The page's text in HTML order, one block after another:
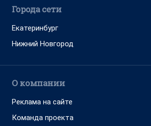
Города сети
Екатеринбург
Нижний Новгород
О компании
Реклама на сайте
Команда проекта